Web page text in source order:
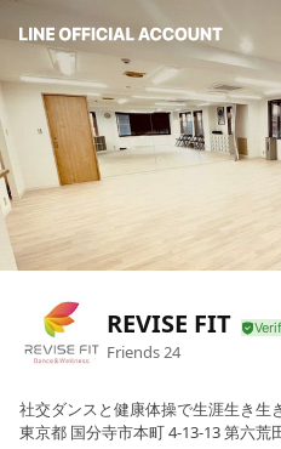
REVISE FIT
Friends24
社交ダンスと健康体操で生涯生き生
東京都 国分寺市本町 4-13-13 第六荒